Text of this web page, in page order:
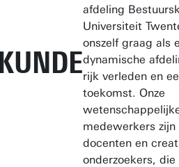
afdeling
Universiteit
onszelf graag als
dynamische
rijk verleden en
toekomst. Onze
medewerkers zijn
docenten en
onderzoekers, die